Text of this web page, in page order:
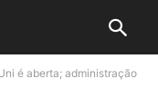
é aberta; administração